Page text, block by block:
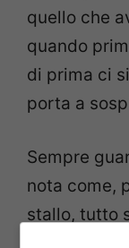
quello che
quando
di prima ci
porta a
Sempre
nota come,
stallo, tutto